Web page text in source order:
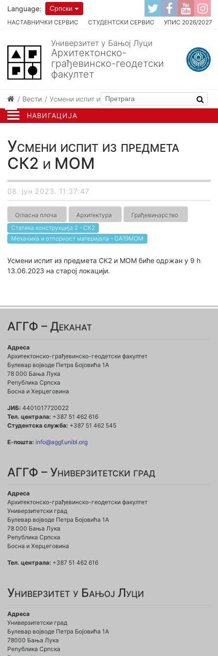
НАВИГАЦИЈА
НАСТАВНИЧКИ СЕРВИС СТУДЕНТСКИ СЕРВИС УПИС 2026/2027
Language: Српски
Универзитет у Бањој Луци
Архитектонско-
грађевинско-геодетски
факултет
Вести Усмени испит из предмета СК2 и МОМ
Усмени испит из предмета
СК2 и МОМ
08. јун 2023. 11:37:47
Огласна плоча Архитектура
Грађевинарство
Статика конструкција 2 - СК2
Механика и отпорност материјала - ОА19МОМ
Усмени испит из предмета СК2 и МОМ биће одржан у 9 h
13.06.2023 на старој локацији.
АГГФ – Деканат
Адреса
Архитектонско-грађевинско-геодетски факултет
Булевар војводе Петра Бојовића 1A
78 000 Бања Лука
Република Српска
Босна и Херцеговина
ЈИБ: 4401017720022
Тел. централа: +387 51 462 616
Студентска служба: +387 51 462 545
Е-пошта: info@aggf.unibl.org
АГГФ – Универзитетски град
Адреса
Архитектонско-грађевинско-геодетски факултет
Универзитетски град
Булевар војводе Петра Бојовића 1A
78 000 Бања Лука
Република Српска
Босна и Херцеговина
Тел. централа: +387 51 462 616
Универзитет у Бањој Луци
Адреса
Универзитетски град
Булевар војводе Петра Бојовића 1А
78000 Бања Лука
Република Српска